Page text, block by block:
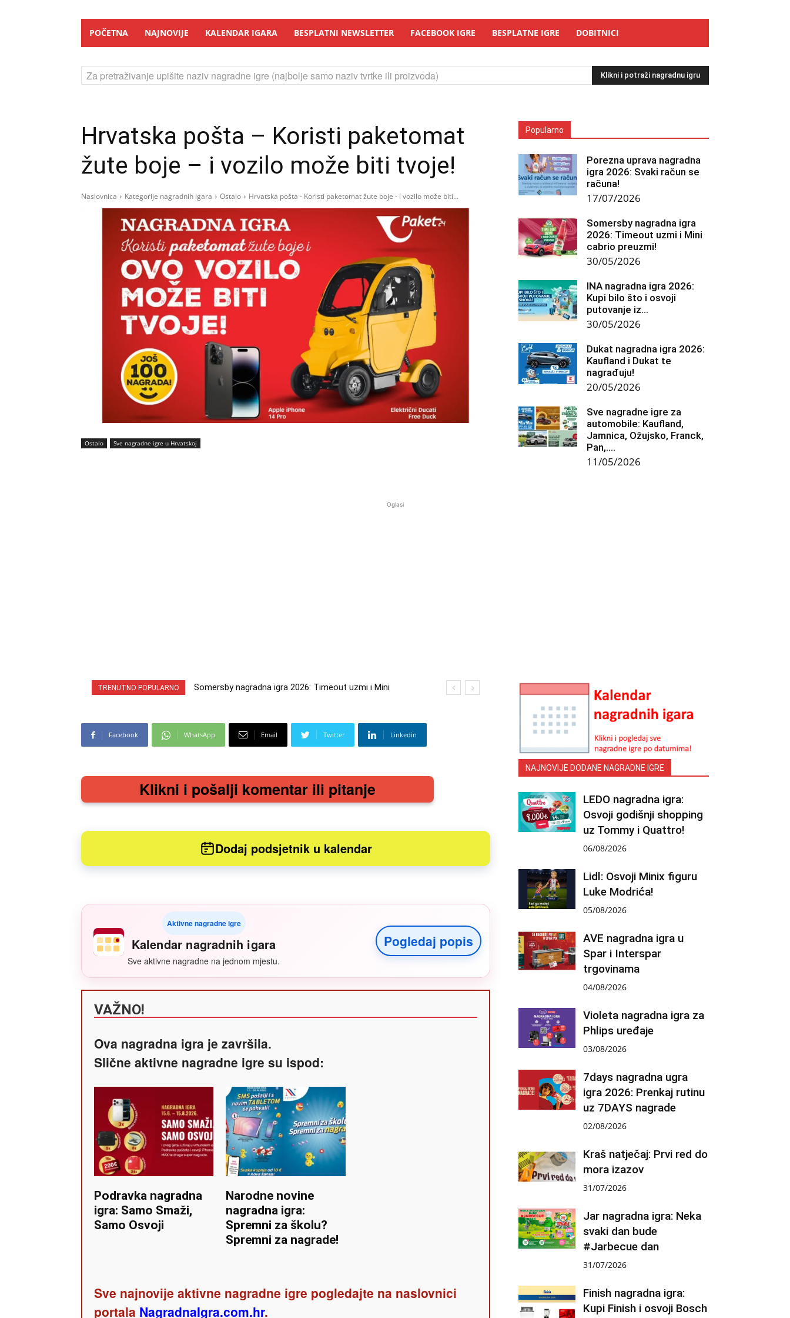
POČETNA NAJNOVIJE KALENDAR IGARA BESPLATNI NEWSLETTER FACEBOOK IGRE BESPLATNE IGRE DOBITNICI
Za pretraživanje upišite naziv nagradne igre (najbolje samo naziv tvrtke ili proizvoda) Klikni i potraži nagradnu igru
Hrvatska pošta – Koristi paketomat
žute boje – i vozilo može biti tvoje!
Naslovnica Kategorije nagradnih igara Ostalo Hrvatska pošta - Koristi paketomat žute boje - i vozilo može biti...
Ostalo Sve nagradne igre u Hrvatskoj
Popularno
Porezna uprava nagradna
igra 2026: Svaki račun se
računa!
17/07/2026
Somersby nagradna igra
2026: Timeout uzmi i Mini
cabrio preuzmi!
30/05/2026
INA nagradna igra 2026:
Kupi bilo što i osvoji
putovanje iz...
30/05/2026
Dukat nagradna igra 2026:
Kaufland i Dukat te
nagrađuju!
20/05/2026
Sve nagradne igre za
automobile: Kaufland,
Jamnica, Ožujsko, Franck,
Pan,….
11/05/2026
Oglasi
TRENUTNO POPULARNO
Somersby nagradna igra 2026: Timeout uzmi i Mini
INA nagradna igra 2026: Kupi bilo što i osvoji putovanje
Facebook WhatsApp Email Twitter Linkedin
Klikni i pošalji komentar ili pitanje
Dodaj podsjetnik u kalendar
Aktivne nagradne igre
Kalendar nagradnih igara
Sve aktivne nagradne na jednom mjestu.
Pogledaj popis
VAŽNO!
Ova nagradna igra je završila.
Slične aktivne nagradne igre su ispod:
Podravka nagradna
igra: Samo Smaži,
Samo Osvoji
Narodne novine
nagradna igra:
Spremni za školu?
Spremni za nagrade!
Sve najnovije aktivne nagradne igre pogledajte na naslovnici
portala NagradnaIgra.com.hr.
NAJNOVIJE DODANE NAGRADNE IGRE
LEDO nagradna igra:
Osvoji godišnji shopping
uz Tommy i Quattro!
06/08/2026
Lidl: Osvoji Minix figuru
Luke Modrića!
05/08/2026
AVE nagradna igra u
Spar i Interspar
trgovinama
04/08/2026
Violeta nagradna igra za
Phlips uređaje
03/08/2026
7days nagradna ugra
igra 2026: Prenkaj rutinu
uz 7DAYS nagrade
02/08/2026
Kraš natječaj: Prvi red do
mora izazov
31/07/2026
Jar nagradna igra: Neka
svaki dan bude
#Jarbecue dan
31/07/2026
Finish nagradna igra:
Kupi Finish i osvoji Bosch